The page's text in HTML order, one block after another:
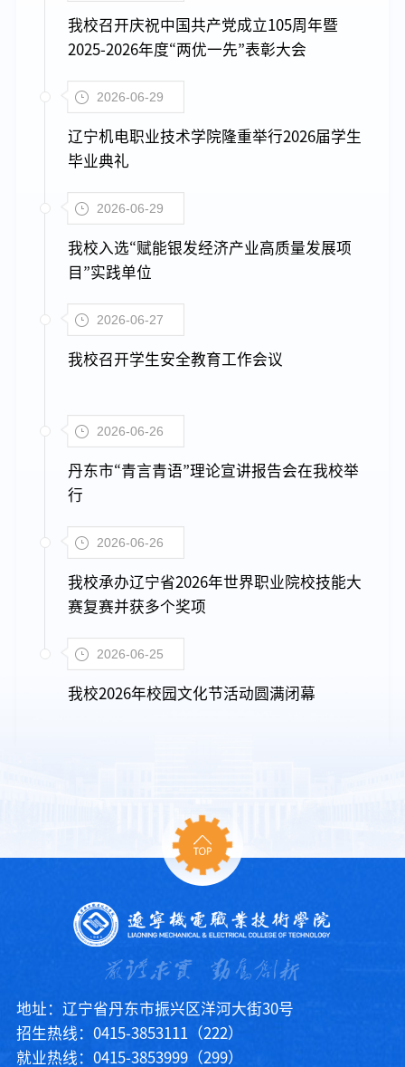
我校召开庆祝中国共产党成立105周年暨
2025-2026年度“两优一先”表彰大会
2026-06-29
辽宁机电职业技术学院隆重举行2026届学生
毕业典礼
2026-06-29
我校入选“赋能银发经济产业高质量发展项
目”实践单位
2026-06-27
我校召开学生安全教育工作会议
2026-06-26
丹东市“青言青语”理论宣讲报告会在我校举
行
2026-06-26
我校承办辽宁省2026年世界职业院校技能大
赛复赛并获多个奖项
2026-06-25
我校2026年校园文化节活动圆满闭幕
地址：辽宁省丹东市振兴区洋河大街30号
招生热线：0415-3853111（222）
就业热线：0415-3853999（299）